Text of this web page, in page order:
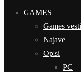
GAMES
Games vesti
Najave
Opisi
PC